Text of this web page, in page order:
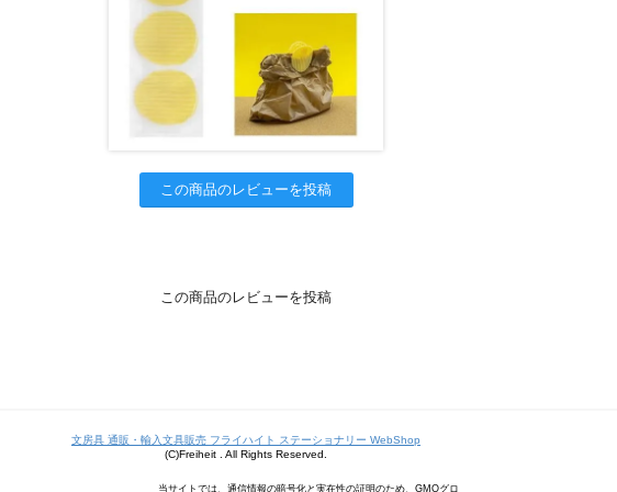
この商品のレビューを投稿
この商品のレビューを投稿
文房具 通販・輸入文具販売 フライハイト ステーショナリー WebShop
(C)Freiheit . All Rights Reserved.
当サイトでは、通信情報の暗号化と実在性の証明のため、GMOグロ